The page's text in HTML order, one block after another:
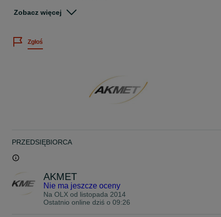
Solidną konstrukcją – rama z profili zamkniętych (50x50x2 lub
lub w szeroki trapez holenderski
drabinki, podesty, belki pod lampy
Dlaczego warto wybrać nasze burty:
Szybki, często darmowy transport na terenie całej Polski
Doradztwo techniczne i indywidualna wycena
Jak zamówić:
Zadzwoń lub napisz – przygotujemy dla Ciebie szybką wycenę
6*0*2*3*9*5*5*6*8
Zobacz więcej
Zgłoś
PRZEDSIĘBIORCA
AKMET
Nie ma jeszcze oceny
Na OLX od listopada 2014
Ostatnio online dziś o 09:26